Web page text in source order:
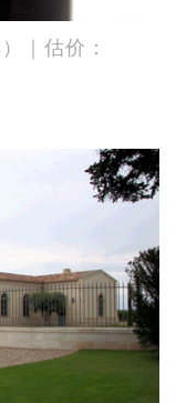
｜估价：